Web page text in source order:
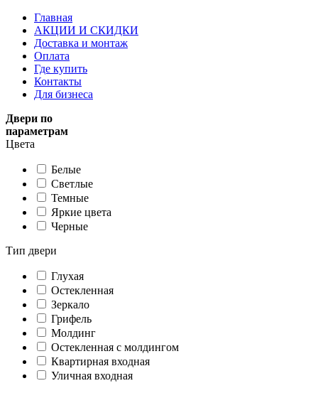
Главная
АКЦИИ И СКИДКИ
Доставка и монтаж
Оплата
Где купить
Контакты
Для бизнеса
Двери по
параметрам
Цвета
Белые
Светлые
Темные
Яркие цвета
Черные
Тип двери
Глухая
Остекленная
Зеркало
Грифель
Молдинг
Остекленная с молдингом
Квартирная входная
Уличная входная